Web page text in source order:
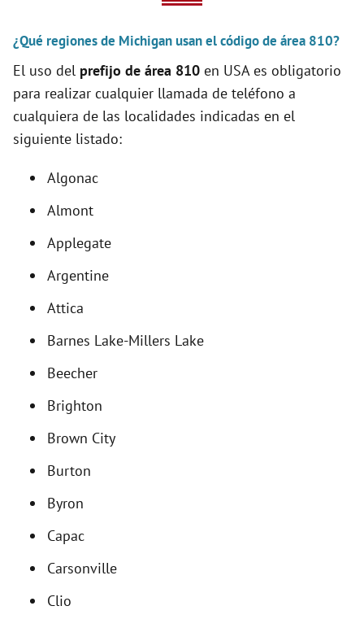
i
d
¿Qué regiones de Michigan usan el código de área 810?
El uso del prefijo de área 810 en USA es obligatorio
para realizar cualquier llamada de teléfono a
cualquiera de las localidades indicadas en el
siguiente listado:
Algonac
Almont
Applegate
Argentine
Attica
Barnes Lake-Millers Lake
Beecher
Brighton
Brown City
Burton
Byron
Capac
Carsonville
Clio